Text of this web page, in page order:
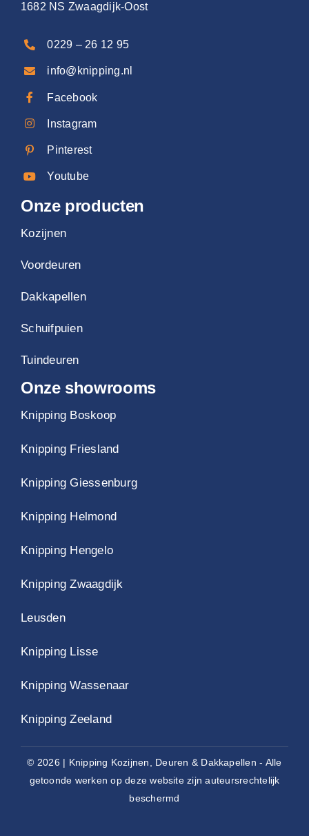
1682 NS Zwaagdijk-Oost
0229 – 26 12 95
info@knipping.nl
Facebook
Instagram
Pinterest
Youtube
Onze producten
Kozijnen
Voordeuren
Dakkapellen
Schuifpuien
Tuindeuren
Onze showrooms
Knipping Boskoop
Knipping Friesland
Knipping Giessenburg
Knipping Helmond
Knipping Hengelo
Knipping Zwaagdijk
Leusden
Knipping Lisse
Knipping Wassenaar
Knipping Zeeland
© 2026 | Knipping Kozijnen, Deuren & Dakkapellen - Alle
getoonde werken op deze website zijn auteursrechtelijk
beschermd